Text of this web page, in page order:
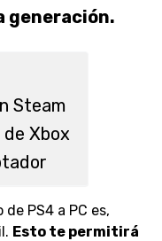
generación.
Steam
Xbox
PS4 a PC es,
Esto te permitirá